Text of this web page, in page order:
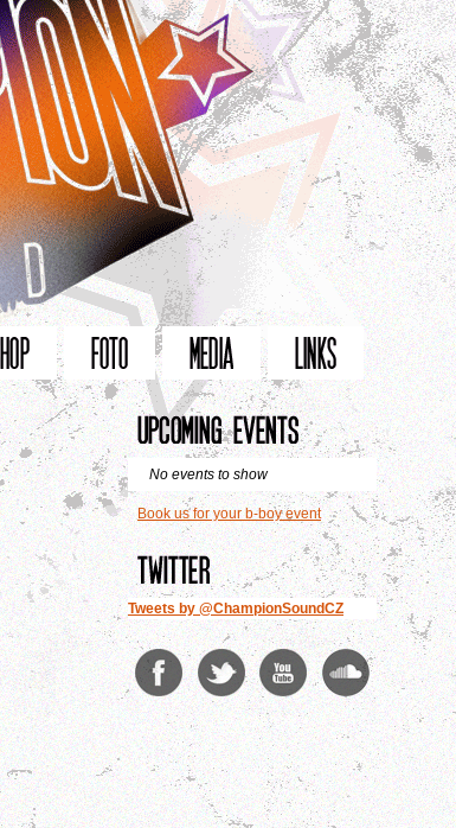
No events to show
Book us for your b-boy event
Tweets by @ChampionSoundCZ